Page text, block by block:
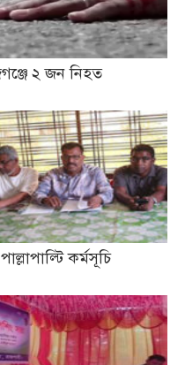
২ জন নিহত
কর্মসূচি